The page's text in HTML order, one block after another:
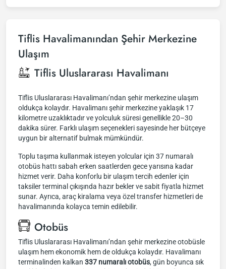
Tiflis Havalimanından Şehir Merkezine
Ulaşım
Tiflis Uluslararası Havalimanı
Tiflis Uluslararası Havalimanı’ndan şehir merkezine ulaşım
oldukça kolaydır. Havalimanı şehir merkezine yaklaşık 17
kilometre uzaklıktadır ve yolculuk süresi genellikle 20–30
dakika sürer. Farklı ulaşım seçenekleri sayesinde her bütçeye
uygun bir alternatif bulmak mümkündür.
Toplu taşıma kullanmak isteyen yolcular için 37 numaralı
otobüs hattı sabah erken saatlerden gece yarısına kadar
hizmet verir. Daha konforlu bir ulaşım tercih edenler için
taksiler terminal çıkışında hazır bekler ve sabit fiyatla hizmet
sunar. Ayrıca, araç kiralama veya özel transfer hizmetleri de
havalimanında kolayca temin edilebilir.
Otobüs
Tiflis Uluslararası Havalimanı’ndan şehir merkezine otobüsle
ulaşım hem ekonomik hem de oldukça kolaydır. Havalimanı
terminalinden kalkan 337 numaralı otobüs, gün boyunca sık